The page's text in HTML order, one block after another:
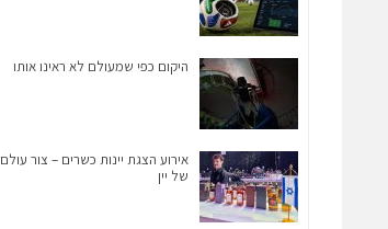
היקום כפי שמעולם לא ראינו אותו
אירוע הצגת יינות כשרים – צור עולם
של יין